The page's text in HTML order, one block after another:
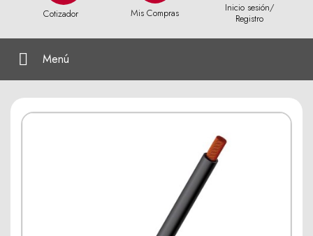
Cotizador Mis Compras
Inicio sesión/
Registro
Menú